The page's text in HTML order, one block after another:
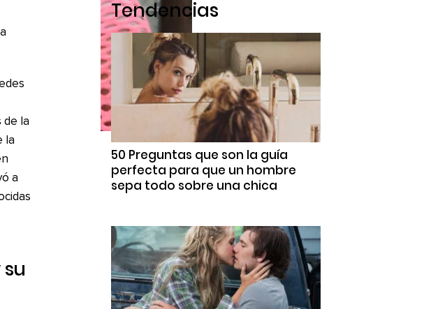
de la
la
a
Tendencias
50 Preguntas que son la guía
perfecta para que un hombre
sepa todo sobre una chica